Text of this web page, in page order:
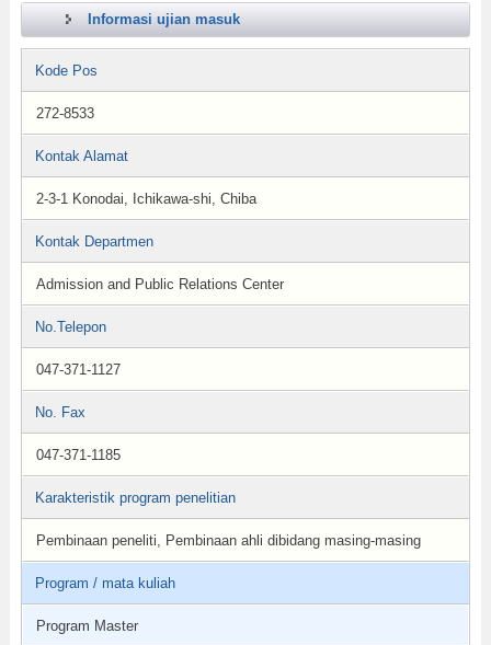
Informasi ujian masuk
Kode Pos
272-8533
Kontak Alamat
2-3-1 Konodai, Ichikawa-shi, Chiba
Kontak Departmen
Admission and Public Relations Center
No.Telepon
047-371-1127
No. Fax
047-371-1185
Karakteristik program penelitian
Pembinaan peneliti, Pembinaan ahli dibidang masing-masing
Program / mata kuliah
Program Master